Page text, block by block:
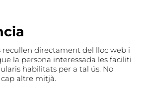
recullen directament del lloc web i
la persona interessada les faciliti
habilitats per a tal ús. No
altre mitjà.